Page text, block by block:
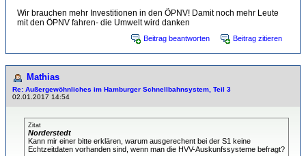
Wir brauchen mehr Investitionen in den ÖPNV! Damit noch mehr Leute
mit den ÖPNV fahren- die Umwelt wird danken
Beitrag beantworten Beitrag zitieren
Mathias
Re: Außergewöhnliches im Hamburger Schnellbahnsystem, Teil 3
02.01.2017 14:54
Zitat
Norderstedt
Kann mir einer bitte erklären, warum ausgerechent bei der S1 keine
Echtzeitdaten vorhanden sind, wenn man die HVV-Auskunfssysteme befragt?